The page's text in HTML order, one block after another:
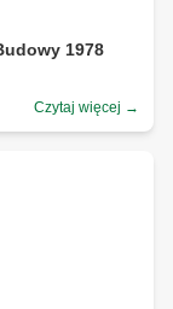
1978
Czytaj więcej →